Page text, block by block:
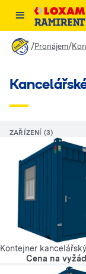
/Pronájem/
ZAŘÍZENÍ (3)
Kontejner kancelářský
Cena na